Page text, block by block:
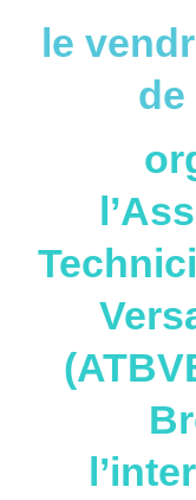
le
de